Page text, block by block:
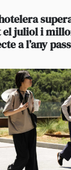
el juliol i
a l’any